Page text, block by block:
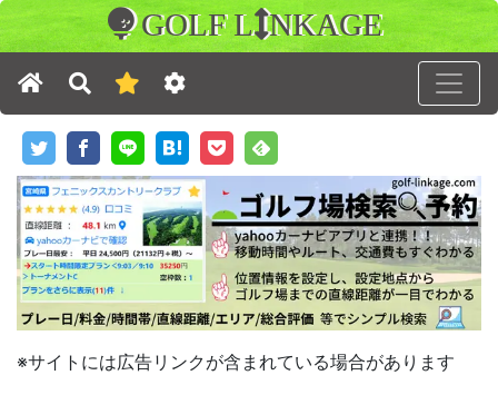
GOLF L NKAGE
※サイトには広告リンクが含まれている場合があります